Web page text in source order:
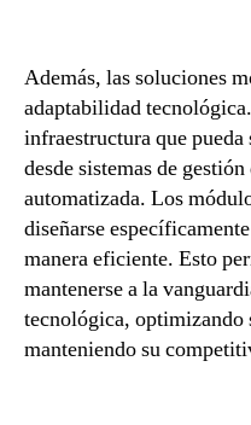
Además, las soluciones
adaptabilidad
infraestructura que
desde sistemas de
automatizada. Los
diseñarse
manera eficiente. Esto
mantenerse a la
tecnológica, optimizando
manteniendo su